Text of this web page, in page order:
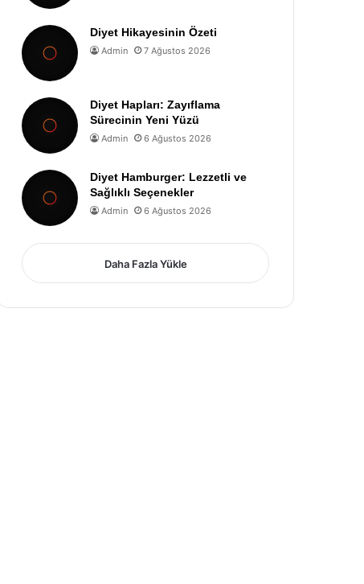
Diyet Hikayesinin Özeti
Admin 7 Ağustos 2026
Diyet Hapları: Zayıflama
Sürecinin Yeni Yüzü
Admin 6 Ağustos 2026
Diyet Hamburger: Lezzetli ve
Sağlıklı Seçenekler
Admin 6 Ağustos 2026
Daha Fazla Yükle